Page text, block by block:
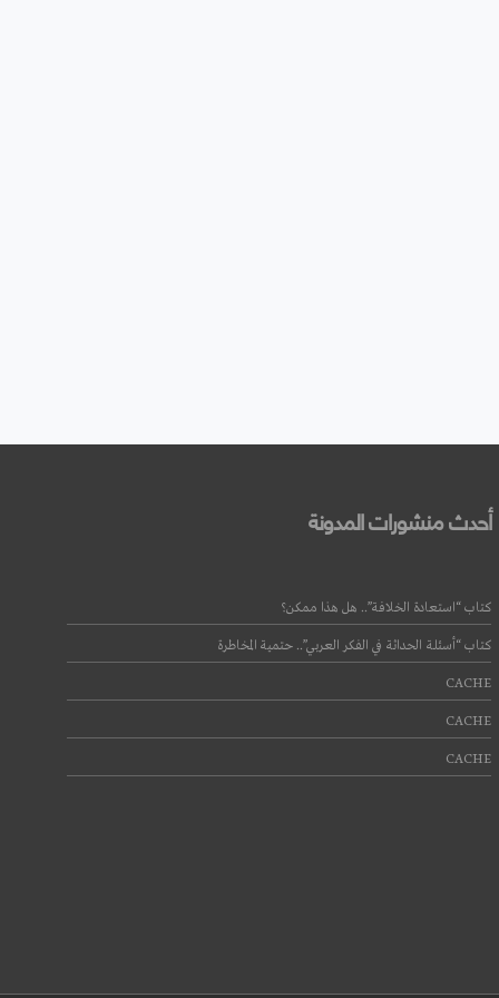
أحدث منشورات المدونة
كتاب “استعادة الخلافة”.. هل هذا ممكن؟
كتاب “أسئلة الحداثة في الفكر العربي”.. حتمية المخاطرة
CACHE
CACHE
CACHE